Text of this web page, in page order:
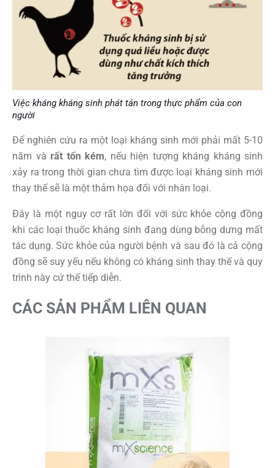
Việc kháng kháng sinh phát tán trong thực phẩm của con
người
Để nghiên cứu ra một loại kháng sinh mới phải mất 5-10
năm và rất tốn kém, nếu hiện tượng kháng kháng sinh
xảy ra trong thời gian chưa tìm được loại kháng sinh mới
thay thế sẽ là một thảm họa đối với nhân loại.
Đây là một nguy cơ rất lớn đối với sức khỏe cộng đồng
khi các loại thuốc kháng sinh đang dùng bỗng dưng mất
tác dụng. Sức khỏe của người bệnh và sau đó là cả cộng
đồng sẽ suy yếu nếu không có kháng sinh thay thế và quy
trình này cứ thế tiếp diễn.
CÁC SẢN PHẨM LIÊN QUAN